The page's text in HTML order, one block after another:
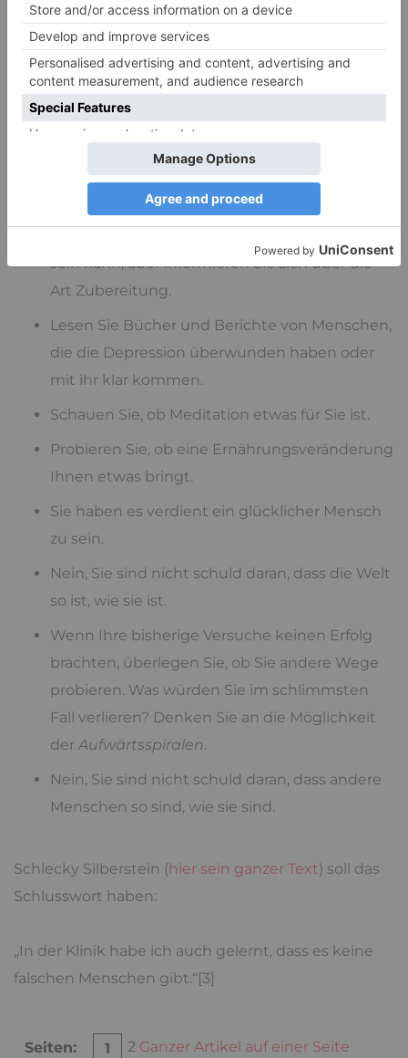
Machen Sie sich klar, dass es Erfolge sind.
Versuchen Sie Stressoren abzustellen. Erst mal
wieder zu sich kommen, nicht mehr
funktionieren.
Versuchen Sie ihren Lebensstil wieder mehr
natürlichen Rhythmenanzugleichen.
Wenn Sie keine Medikamente wollen, schauen
sein kann, aber informieren Sie sich über die
Art Zubereitung.
Lesen Sie Bücher und Berichte von Menschen,
die die Depression überwunden haben oder
mit ihr klar kommen.
Schauen Sie, ob Meditation etwas für Sie ist.
Probieren Sie, ob eine Ernährungsveränderung
Ihnen etwas bringt.
Sie haben es verdient ein glücklicher Mensch
zu sein.
Nein, Sie sind nicht schuld daran, dass die Welt
so ist, wie sie ist.
Wenn Ihre bisherige Versuche keinen Erfolg
brachten, überlegen Sie, ob Sie andere Wege
probieren. Was würden Sie im schlimmsten
Fall verlieren? Denken Sie an die Möglichkeit
derAufwärtsspiralen.
Nein, Sie sind nicht schuld daran, dass andere
Menschen so sind, wie sie sind.
Schlecky Silberstein (hier sein ganzer Text) soll das
Schlusswort haben:
„In der Klinik habe ich auch gelernt, dass es keine
falschen Menschen gibt.“[3]
Seiten: 1 2 Ganzer Artikel auf einer Seite